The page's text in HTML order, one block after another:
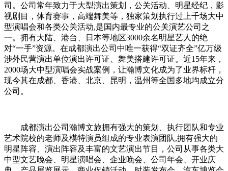
司。公司常年致力于大型演出策划，公关活动、明星经纪，影
视剧目，体育赛事，高端舞美等，独家策划执行过上千场大中
型演唱会和各类公关活动,是国内最专业的公关演艺公司之
一。拥有大陆、港台、日本等地区3000余名明星艺人的绝
对“一手”资源。在成都演出公司中唯一获得“双证齐全”亿万级
涉外民营演出单位演出许可证、舞美搭建许可证。近15年来，
2000场大中型演唱会实战案例，让瀚博文化成为了业界标杆，
现今其在成都、香港、北京、昆明，温州等全国多地均成立分
公司。
成都演出公司瀚博文旅拥有强大的策划、执行团队和专业
艺术院校的老师及模特演员组成的专业表演团队,拥有强大的
明星阵容、演出阵容及丰富的文艺演出节目，公司从事各类大
中型文艺晚会、明星演唱会、企业晚会、公司年会、开业庆